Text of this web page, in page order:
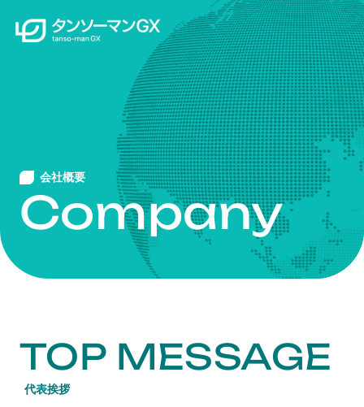
会社概要
Company
TOP MESSAGE
代表挨拶